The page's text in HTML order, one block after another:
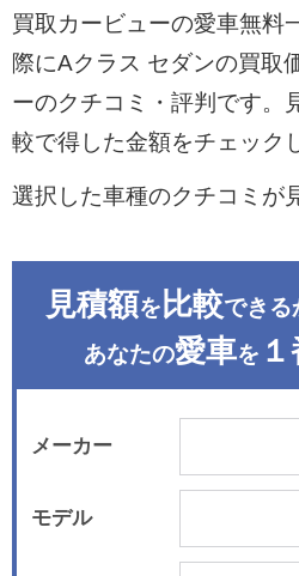
買取カービューの愛車無料
際にAクラス セダンの買取
ーのクチコミ・評判です。
較で得した金額をチェック
選択した車種のクチコミが
見積額を 比較できる
あなたの愛車を
メーカー
モデル